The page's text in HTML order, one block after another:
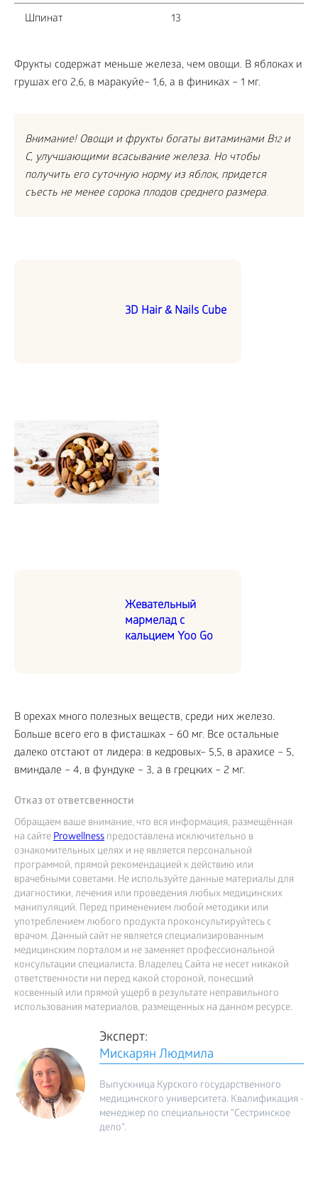
Шпинат 13
Фрукты содержат меньше железа, чем овощи. В яблоках и
грушах его 2,6, в маракуйе– 1,6, а в финиках – 1 мг.
Внимание! Овощи и фрукты богаты витаминами B12и
C, улучшающими всасывание железа. Но чтобы
получить его суточную норму из яблок, придется
съесть не менее сорока плодов среднего размера.
3D Hair & Nails Cube
Жевательный
мармелад с
кальцием Yoo Go
В орехах много полезных веществ, среди них железо.
Больше всего его в фисташках – 60 мг. Все остальные
далеко отстают от лидера: в кедровых– 5,5, в арахисе – 5,
вминдале – 4, в фундуке – 3, а в грецких – 2 мг.
Отказ от ответсвенности
Обращаем ваше внимание, что вся информация, размещённая
на сайтеProwellness предоставлена исключительно в
ознакомительных целях и не является персональной
программой, прямой рекомендацией к действию или
врачебными советами. Не используйте данные материалы для
диагностики, лечения или проведения любых медицинских
манипуляций. Перед применением любой методики или
употреблением любого продукта проконсультируйтесь с
врачом. Данный сайт не является специализированным
медицинским порталом и не заменяет профессиональной
консультации специалиста. Владелец Сайта не несет никакой
ответственности ни перед какой стороной, понесший
косвенный или прямой ущерб в результате неправильного
использования материалов, размещенных на данном ресурсе.
Эксперт:
Мискарян Людмила
Выпускница Курского государственного
медицинского университета. Квалификация -
менеджер по специальности "Сестринское
дело".